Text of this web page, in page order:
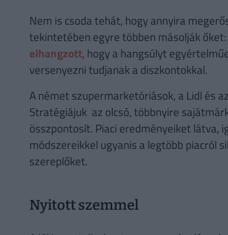
Nem is csoda tehát, hogy annyira
tekintetében egyre többen másolják
elhangzott, hogy a hangsúlyt
versenyezni tudjanak a diszkontokkal.
A német szupermarketóriások, a Lidl és
Stratégiájuk az olcsó, többnyire
összpontosít. Piaci eredményeiket látva,
módszereikkel ugyanis a legtöbb piacról
szereplőket.
Nyitott szemmel